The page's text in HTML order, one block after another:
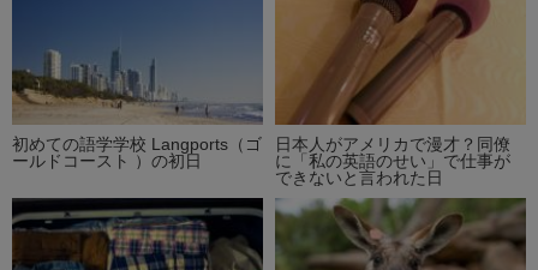
初めての語学学校 Langports（ゴ
ールドコースト ）の初日
日本人がアメリカで漫才？同僚
に「私の英語のせい」で仕事が
できないと言われた日